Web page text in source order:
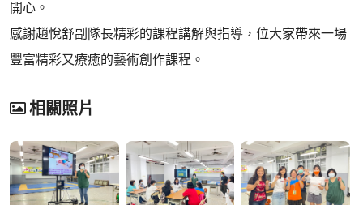
開心。
感謝趙悅舒副隊長精彩的課程講解與指導，位大家帶來一場
豐富精彩又療癒的藝術創作課程。
相關照片